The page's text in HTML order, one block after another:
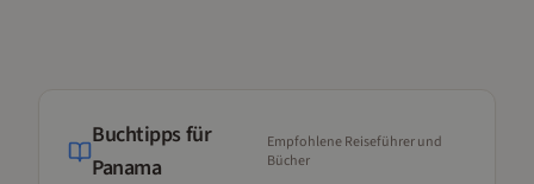
Buchtipps für
Panama
Empfohlene Reiseführer und
Bücher